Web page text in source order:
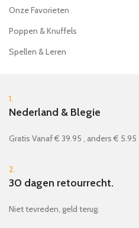
Onze Favorieten
Poppen & Knuffels
Spellen & Leren
1.
Nederland & Blegie
Gratis Vanaf € 39.95 , anders € 5.95
2.
30 dagen retourrecht.
Niet tevreden, geld terug.